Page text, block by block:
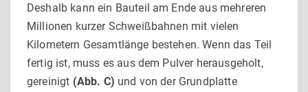
Deshalb kann ein Bauteil am Ende aus mehreren
Millionen kurzer Schweißbahnen mit vielen
Kilometern Gesamtlänge bestehen. Wenn das Teil
fertig ist, muss es aus dem Pulver herausgeholt,
gereinigt (Abb. C) und von der Grundplatte